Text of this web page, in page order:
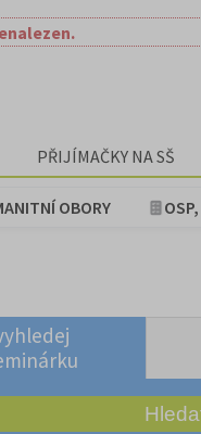
PŘIJÍMAČKY NA SŠ
OBORY